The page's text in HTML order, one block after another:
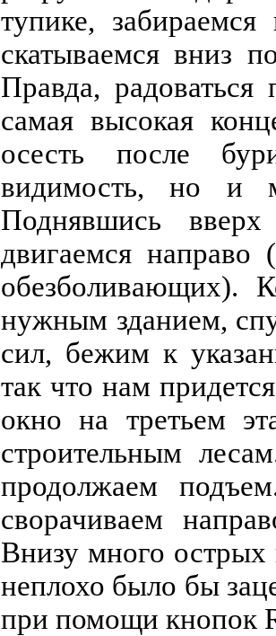
тупике,
скатываемся вниз
Правда,
самая высокая
осесть после
видимость, но и
Поднявшись
двигаемся направо
обезболивающих).
нужным зданием,
сил, бежим к
так что нам
окно на третьем
строительным
продолжаем
сворачиваем
Внизу много острых
неплохо было бы
при помощи кнопок